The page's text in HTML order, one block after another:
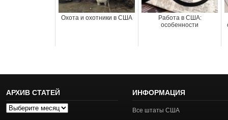
Охота и охотники в США
Работа в США:
особенности
АРХИВ СТАТЕЙ
Архив
ИНФОРМАЦИЯ
Все штаты США